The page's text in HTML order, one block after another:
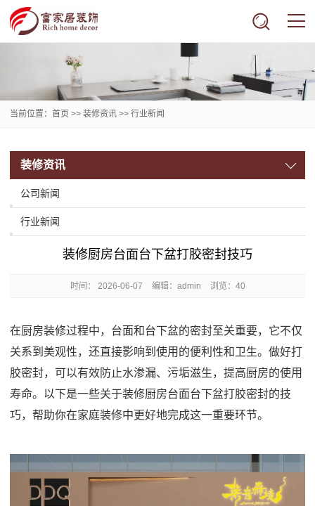
当前位置： 首页 >> 装修资讯 >> 行业新闻
装修资讯
公司新闻
行业新闻
装修厨房台面台下盆打胶密封技巧
时间： 2026-06-07 编辑：admin 浏览：40
在厨房装修过程中，台面和台下盆的密封至关重要，它不仅
关系到美观性，还直接影响到使用的便利性和卫生。做好打
胶密封，可以有效防止水渗漏、污垢滋生，提高厨房的使用
寿命。以下是一些关于装修厨房台面台下盆打胶密封的技
巧，帮助你在家庭装修中更好地完成这一重要环节。